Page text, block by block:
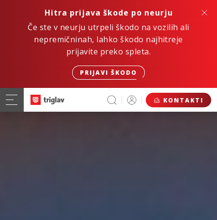
Hitra prijava škode po neurju
Če ste v neurju utrpeli škodo na vozilih ali
nepremičninah, lahko škodo najhitreje
prijavite preko spleta.
PRIJAVI ŠKODO
KONTAKTI